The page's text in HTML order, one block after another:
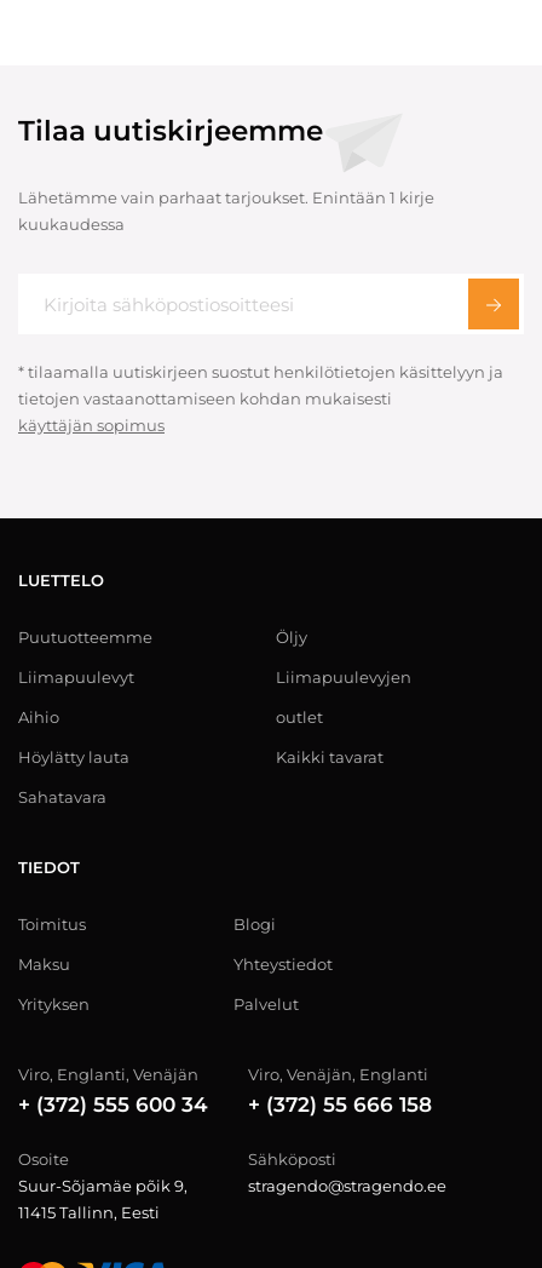
Tilaa uutiskirjeemme
Lähetämme vain parhaat tarjoukset. Enintään 1 kirje
kuukaudessa
* tilaamalla uutiskirjeen suostut henkilötietojen käsittelyyn ja
tietojen vastaanottamiseen kohdan mukaisesti
käyttäjän sopimus
LUETTELO
Puutuotteemme
Liimapuulevyt
Aihio
Höylätty lauta
Sahatavara
Öljy
Liimapuulevyjen
outlet
Kaikki tavarat
TIEDOT
Toimitus
Maksu
Yrityksen
Blogi
Yhteystiedot
Palvelut
Viro, Englanti, Venäjän
+ (372) 555 600 34
Viro, Venäjän, Englanti
+ (372) 55 666 158
Osoite
Suur-Sõjamäe põik 9,
11415 Tallinn, Eesti
Sähköposti
stragendo@stragendo.ee